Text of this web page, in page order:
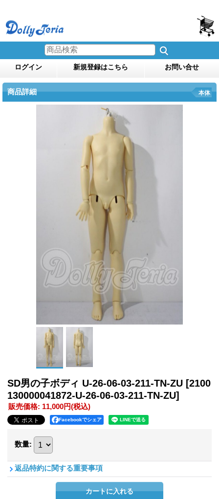
ログイン 新規登録はこちら お問い合せ
商品詳細 本体
SD男の子ボディ U-26-06-03-211-TN-ZU [2100
130000041872-U-26-06-03-211-TN-ZU]
販売価格: 11,000円(税込)
Facebookでシェア
数量:
返品特約に関する重要事項